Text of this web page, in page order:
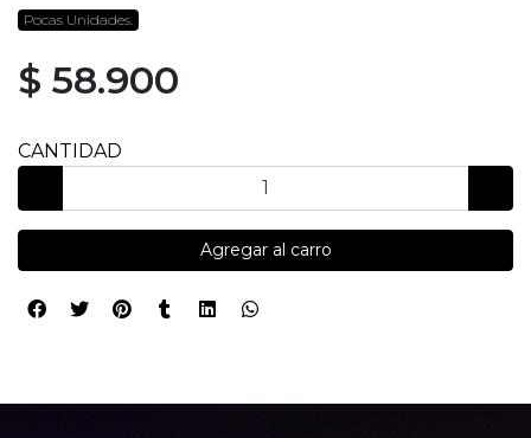
Pocas Unidades.
$ 58.900
CANTIDAD
Agregar al carro